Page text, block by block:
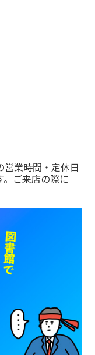
営業時間・定休日
ご来店の際に